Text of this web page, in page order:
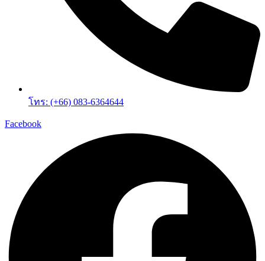
โทร: (+66) 083-6364644
Facebook